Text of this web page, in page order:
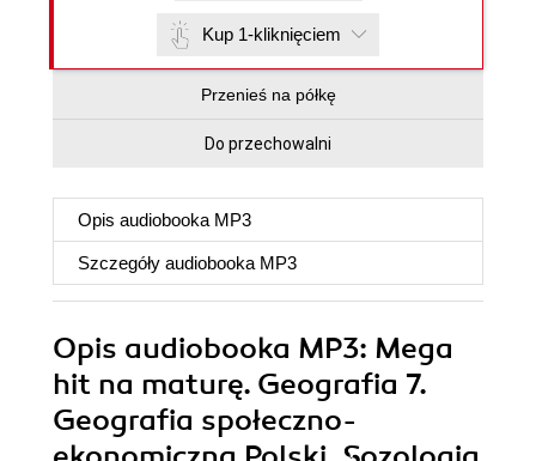
Kup 1-kliknięciem
Przenieś na półkę
Do przechowalni
Opis audiobooka MP3
Szczegóły audiobooka MP3
Opis audiobooka MP3: Mega
hit na maturę. Geografia 7.
Geografia społeczno-